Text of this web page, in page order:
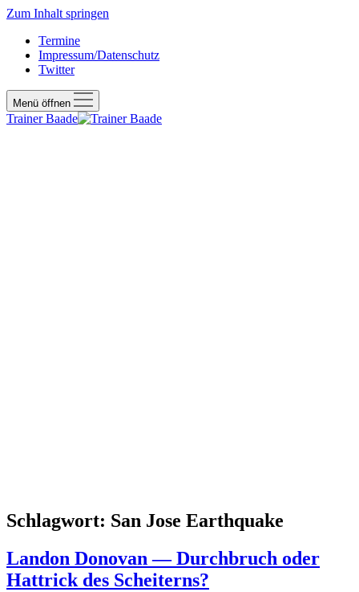
Zum Inhalt springen
Termine
Impressum/Datenschutz
Twitter
Menü öffnen
Trainer Baade
Schlagwort: San Jose Earthquake
Landon Donovan — Durchbruch oder
Hattrick des Scheiterns?